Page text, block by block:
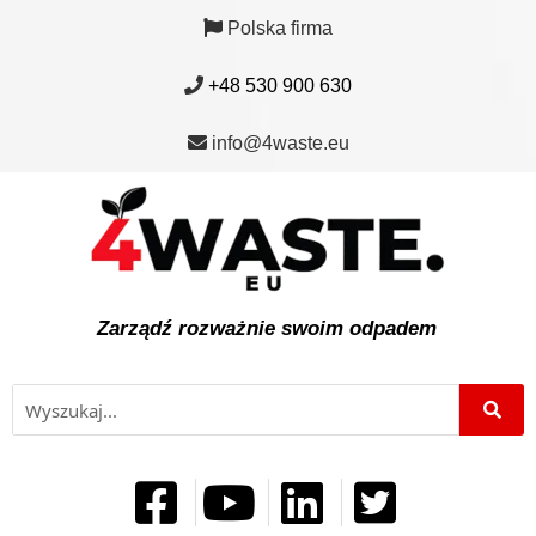
Polska firma
+48 530 900 630
info@4waste.eu
Zarządź rozważnie swoim odpadem